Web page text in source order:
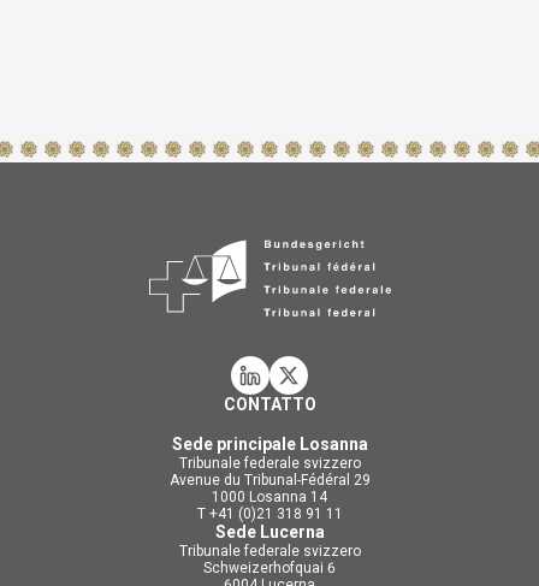
CONTATTO
Sede principale Losanna
Tribunale federale svizzero
Avenue du Tribunal-Fédéral 29
1000 Losanna 14
T +41 (0)21 318 91 11
Sede Lucerna
Tribunale federale svizzero
Schweizerhofquai 6